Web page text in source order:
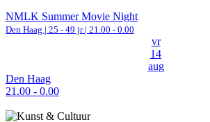
NMLK Summer Movie Night
Den Haag | 25 - 49 jr | 21.00 - 0.00
vr
14
aug
Den Haag
21.00 - 0.00